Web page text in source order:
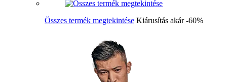
Összes termék megtekintése Kiárusítás akár -60%